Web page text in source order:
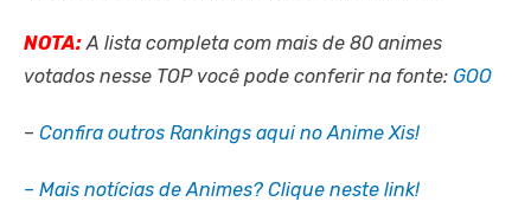
NOTA:A lista completa com mais de 80 animes
votados nesse TOP você pode conferir na fonte: GOO
– Confira outros Rankings aqui no Anime Xis!
– Mais notícias de Animes? Clique neste link!